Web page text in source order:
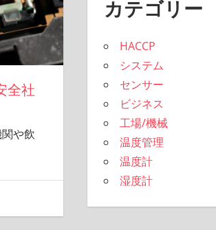
全社
や飲
カテゴリー
HACCP
システム
センサー
ビジネス
工場/機械
温度管理
温度計
湿度計